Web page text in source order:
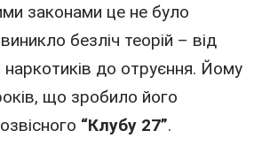
законами це не було
безліч теорій – від
до отруєння. Йому
що зробило його
“Клубу 27”.